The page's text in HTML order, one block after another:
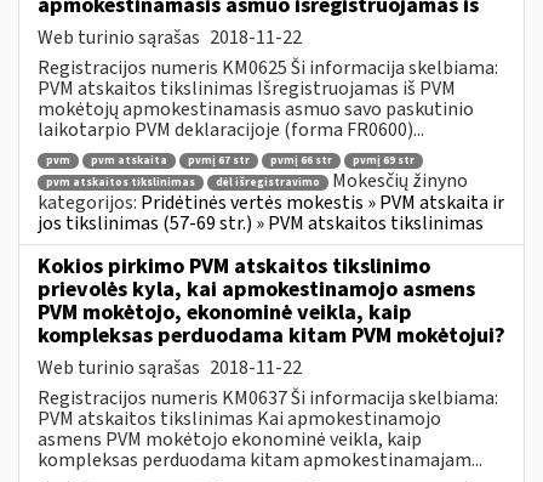
Web turinio sąrašas 2018-11-22
Registracijos numeris KM0625 Ši informacija skelbiama:
PVM atskaitos tikslinimas Išregistruojamas iš PVM
mokėtojų apmokestinamasis asmuo savo paskutinio
laikotarpio PVM deklaracijoje (forma FR0600)...
pvm pvm atskaita pvmį 67 str pvmį 66 str
pvmį 69 str
pvm atskaitos tikslinimas
dėl išregistravimo
Mokesčių žinyno
kategorijos: Pridėtinės vertės mokestis » PVM atskaita ir
jos tikslinimas (57-69 str.) » PVM atskaitos tikslinimas
Kokios pirkimo PVM atskaitos tikslinimo
prievolės kyla, kai apmokestinamojo asmens
PVM mokėtojo, ekonominė veikla, kaip
kompleksas perduodama kitam PVM mokėtojui?
Web turinio sąrašas 2018-11-22
Registracijos numeris KM0637 Ši informacija skelbiama:
PVM atskaitos tikslinimas Kai apmokestinamojo
asmens PVM mokėtojo ekonominė veikla, kaip
kompleksas perduodama kitam apmokestinamajam...